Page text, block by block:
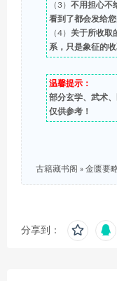
（3） 不用担心不
看到了都会发给您
（4） 关于所收取
系，只是象征的
温馨提示：
部分玄学、武术
仅供参考！
古籍藏书阁 » 金匮要
分享到：